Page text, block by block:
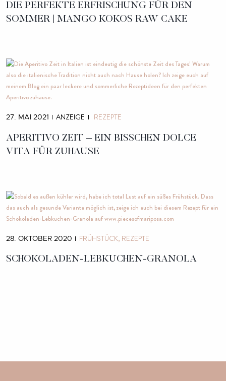
DIE PERFEKTE ERFRISCHUNG FÜR DEN
SOMMER | MANGO KOKOS RAW CAKE
27. MAI 2021 ANZEIGE REZEPTE
APERITIVO ZEIT – EIN BISSCHEN DOLCE
VITA FÜR ZUHAUSE
28. OKTOBER 2020 FRÜHSTÜCK REZEPTE
SCHOKOLADEN-LEBKUCHEN-GRANOLA